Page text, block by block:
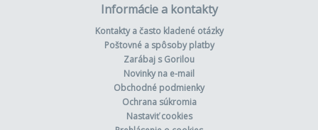
Informácie a kontakty
Kontakty a často kladené otázky
Poštovné a spôsoby platby
Zarábaj s Gorilou
Novinky na e-mail
Obchodné podmienky
Ochrana súkromia
Nastaviť cookies